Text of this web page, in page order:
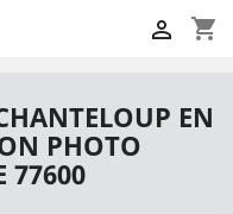
shopping_cart

EN
PHOTO
77600